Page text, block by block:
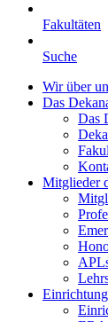
Fakultäten
Suche
Wir über
Das
Das
Mitglieder